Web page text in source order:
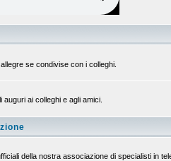
se condivise con i colleghi.
ai colleghi e agli amici.
della nostra associazione di specialisti in